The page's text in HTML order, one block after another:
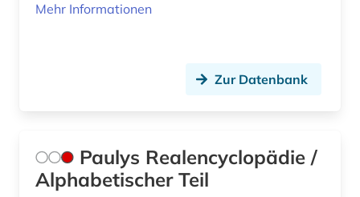
Mehr Informationen
Zur Datenbank
Paulys Realencyclopädie /
Alphabetischer Teil